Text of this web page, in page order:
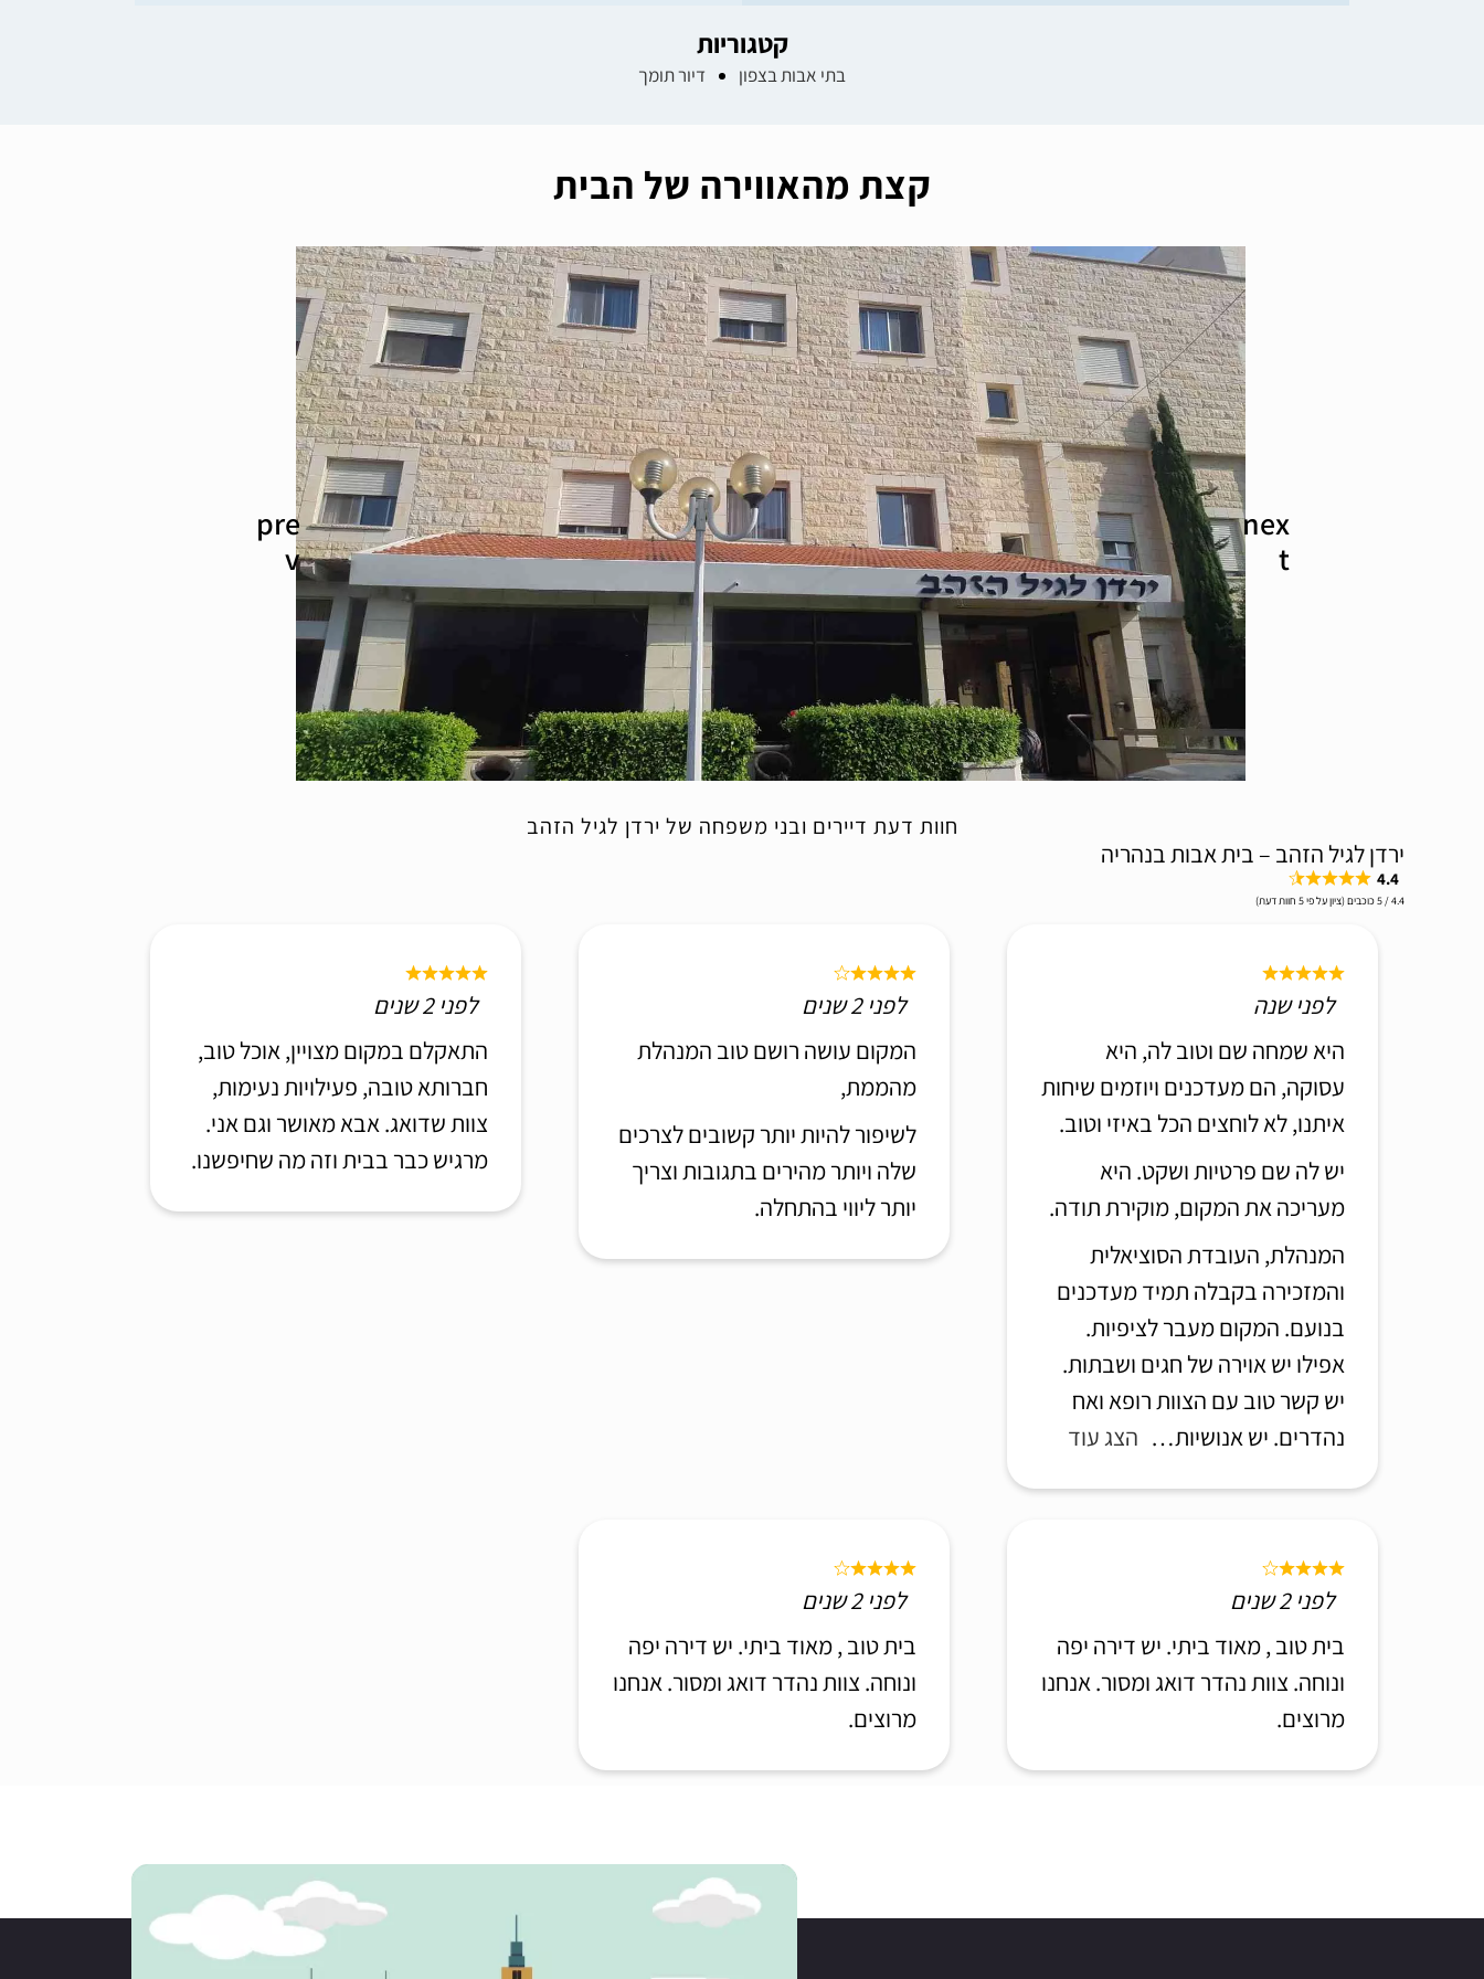
קטגוריות
בתי אבות בצפון דיור תומך
קצת מהאווירה של הבית
חוות דעת דיירים ובני משפחה של ירדן לגיל הזהב
ירדן לגיל הזהב – בית אבות בנהריה
4.4
4.4 / 5 כוכבים (ציון על פי 5 חוות דעת)
לפני שנה
היא שמחה שם וטוב לה, היא
עסוקה, הם מעדכנים ויוזמים שיחות
איתנו, לא לוחצים הכל באיזי וטוב.
יש לה שם פרטיות ושקט. היא
מעריכה את המקום, מוקירת תודה.
המנהלת, העובדת הסוציאלית
והמזכירה בקבלה תמיד מעדכנים
בנועם. המקום מעבר לציפיות.
אפילו יש אוירה של חגים ושבתות.
יש קשר טוב עם הצוות רופא ואח
נהדרים. יש אנושיות
הצג עוד
לפני 2 שנים
המקום עושה רושם טוב המנהלת
מהממת,
לשיפור להיות יותר קשובים לצרכים
שלה ויותר מהירים בתגובות וצריך
יותר ליווי בהתחלה.
לפני 2 שנים
התאקלם במקום מצויין, אוכל טוב,
חברותא טובה, פעילויות נעימות,
צוות שדואג. אבא מאושר וגם אני.
מרגיש כבר בבית וזה מה שחיפשנו.
לפני 2 שנים
בית טוב , מאוד ביתי. יש דירה יפה
ונוחה. צוות נהדר דואג ומסור. אנחנו
מרוצים.
לפני 2 שנים
בית טוב , מאוד ביתי. יש דירה יפה
ונוחה. צוות נהדר דואג ומסור. אנחנו
מרוצים.